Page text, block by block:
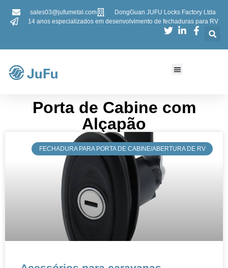
sales03@jufumetal.com
DongGuan JUFU Locks Factory Ltda
14 anos especializados em desenvolvimento de fechaduras para RV
Porta de Cabine com
Alçapão​​
​​FECHADURA PARA PORTA DE CABINE/ABERTURA DE RV